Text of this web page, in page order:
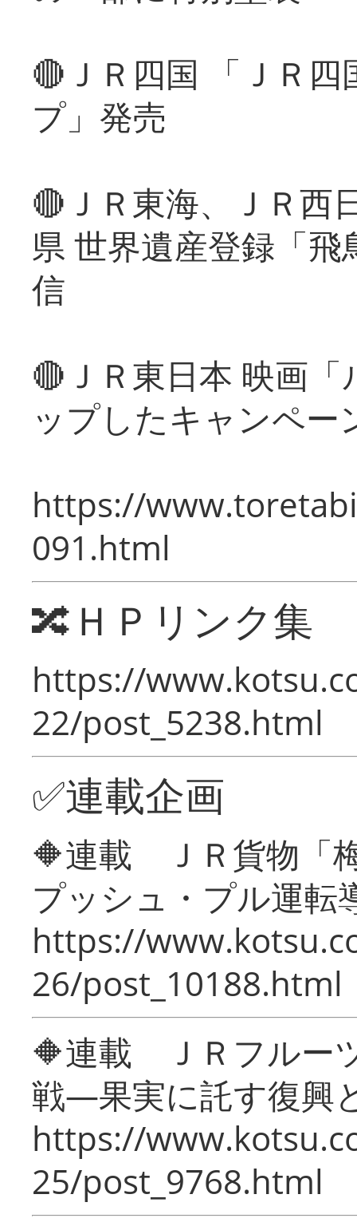
🔴ＪＲ四国 「ＪＲ
プ」発売
🔴ＪＲ東海、ＪＲ西
県 世界遺産登録「
信
🔴ＪＲ東日本 映画
ップしたキャンペー
https://
091.html
🔀ＨＰリンク集
https://
22/post_5238.html
✅連載企画
🔶連載 ＪＲ貨物「
プッシュ・プル運転
https://
26/post_10188.html
🔶連載 ＪＲフルー
戦―果実に託す復興
https://
25/post_9768.html